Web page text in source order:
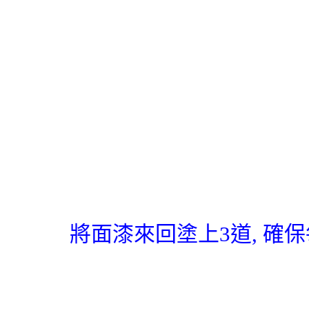
將面漆來回塗上3道, 確